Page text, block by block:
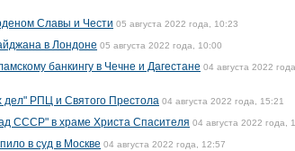
Славы и Чести 05 августа 2022 года, 10:23
в Лондоне 05 августа 2022 года, 10:00
банкингу в Чечне и Дагестане 04 августа 2022 года,
дел" РПЦ и Святого Престола 04 августа 2022 года, 15:21
СССР" в храме Христа Спасителя 04 августа 2022 года,
в суд в Москве 04 августа 2022 года, 12:57